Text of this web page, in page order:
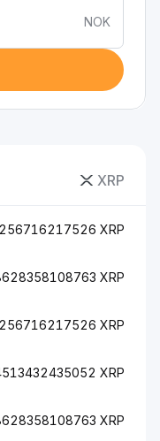
NOK
XRP
XRP
XRP
XRP
XRP
XRP